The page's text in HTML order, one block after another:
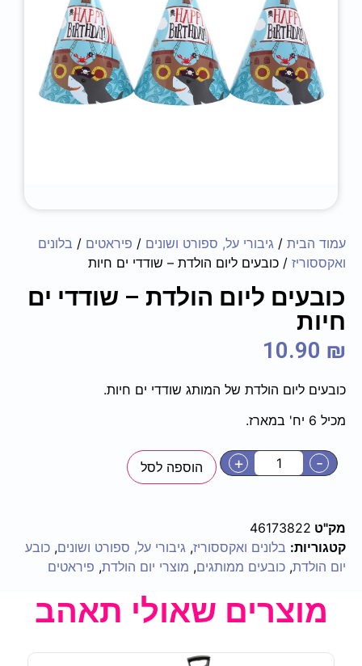
עמוד הבית / גיבורי על, ספורט ושונים / פיראטים / בלונים
ואקססוריז / כובעים ליום הולדת – שודדי ים חיות
כובעים ליום הולדת – שודדי ים
חיות
10.90 ₪
כובעים ליום הולדת של המותג שודדי ים חיות.
מכיל 6 יח' במארז.
-
+ הוספה לסל
מק"ט 46173822
קטגוריות: בלונים ואקססוריז, גיבורי על, ספורט ושונים, כובע
יום הולדת, כובעים ממותגים, מוצרי יום הולדת, פיראטים
מוצרים שאולי תאהב